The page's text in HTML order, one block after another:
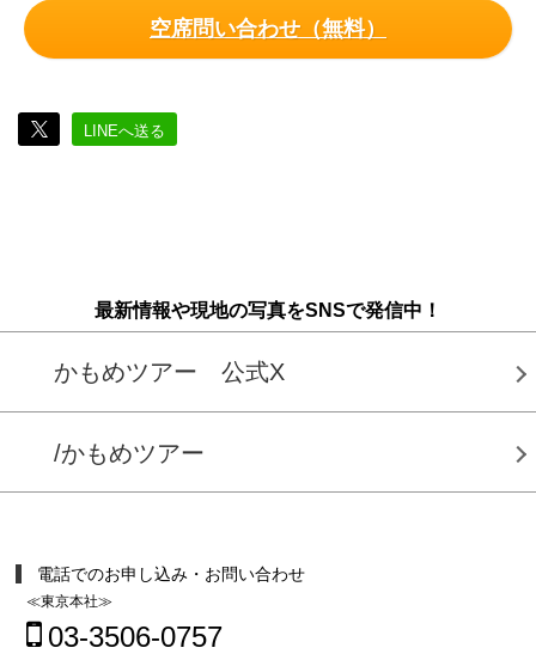
空席問い合わせ（無料）
LINEへ送る
最新情報や現地の写真をSNSで発信中！
かもめツアー 公式X
/かもめツアー
電話でのお申し込み・お問い合わせ
≪東京本社≫
03-3506-0757